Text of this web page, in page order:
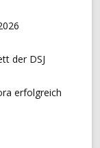
der DSJ
erfolgreich